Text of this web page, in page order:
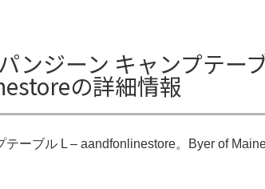
ンジーン キャンプテー
の詳細情報
テーブル L – aandfonlinestore。Byer of